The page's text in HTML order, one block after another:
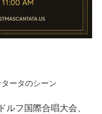
ータのシーン
ルフ国際合唱大会、